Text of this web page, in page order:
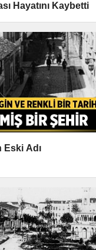
Hayatını Kaybetti
Eski Adı